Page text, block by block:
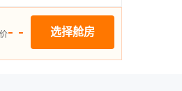
选择舱房
- -